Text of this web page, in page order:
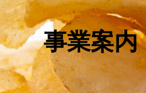
事業案内